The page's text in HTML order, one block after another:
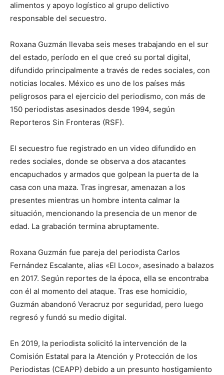
alimentos y apoyo logístico al grupo delictivo
responsable del secuestro.
Roxana Guzmán llevaba seis meses trabajando en el sur
del estado, período en el que creó su portal digital,
difundido principalmente a través de redes sociales, con
noticias locales. México es uno de los países más
peligrosos para el ejercicio del periodismo, con más de
150 periodistas asesinados desde 1994, según
Reporteros Sin Fronteras (RSF).
El secuestro fue registrado en un video difundido en
redes sociales, donde se observa a dos atacantes
encapuchados y armados que golpean la puerta de la
casa con una maza. Tras ingresar, amenazan a los
presentes mientras un hombre intenta calmar la
situación, mencionando la presencia de un menor de
edad. La grabación termina abruptamente.
Roxana Guzmán fue pareja del periodista Carlos
Fernández Escalante, alias «El Loco», asesinado a balazos
en 2017. Según reportes de la época, ella se encontraba
con él al momento del ataque. Tras ese homicidio,
Guzmán abandonó Veracruz por seguridad, pero luego
regresó y fundó su medio digital.
En 2019, la periodista solicitó la intervención de la
Comisión Estatal para la Atención y Protección de los
Periodistas (CEAPP) debido a un presunto hostigamiento